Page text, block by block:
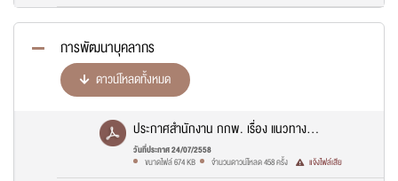
การพัฒนาบุคลากร
ดาวน์โหลดทั้งหมด
ประกาศสำนักงาน กกพ. เรื่อง แนวทาง
การส่งพนักงานและลูกจ้างสำนักงาน
กกพ. เข้ารับการอบรม พ.ศ. 2565.PDF
วันที่ประกาศ 24/07/2558
ขนาดไฟล์ 674 KB
จำนวนดาวน์โหลด 458 ครั้ง แจ้งไฟล์เสีย
นามสกุลผู้แจ้ง*
ยืนยันการส่งข้อมูล
คุณกำลังส่งข้อมูลเพื่อติดต่อกับทางสำนักงานคณะกรรมการกำกับ
พลังงาน กรุณาตรวจสอบข้อมูล และยืนยันการส่งข้อมูล